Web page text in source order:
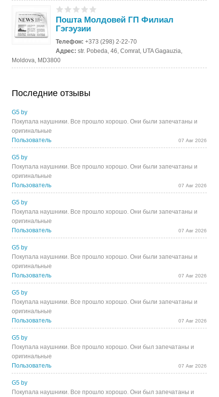
Пошта Молдовей ГП Филиал
Гэгэузии
Телефон:+373 (298) 2-22-70
Адрес:str. Pobeda, 46, Comrat, UTA Gagauzia,
Moldova, MD3800
Последние отзывы
G5 by
Покупала наушники. Все прошло хорошо. Они были запечатаны и
оригинальные
Пользователь
07 Авг 2026
G5 by
Покупала наушники. Все прошло хорошо. Они были запечатаны и
оригинальные
Пользователь
07 Авг 2026
G5 by
Покупала наушники. Все прошло хорошо. Они были запечатаны и
оригинальные
Пользователь
07 Авг 2026
G5 by
Покупала наушники. Все прошло хорошо. Они были запечатаны и
оригинальные
Пользователь
07 Авг 2026
G5 by
Покупала наушники. Все прошло хорошо. Они были запечатаны и
оригинальные
Пользователь
07 Авг 2026
G5 by
Покупала наушники. Все прошло хорошо. Они был запечатаны и
оригинальные
Пользователь
07 Авг 2026
G5 by
Покупала наушники. Все прошло хорошо. Они был запечатаны и